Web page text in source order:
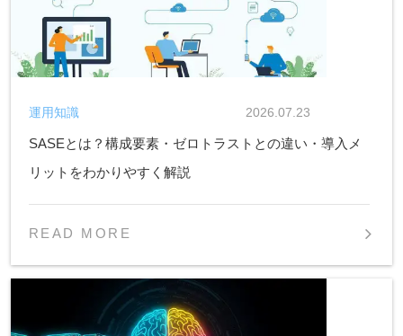
SASEとは？構成要素・ゼロトラストとの違い・導入メ
リットをわかりやすく解説
2026.07.23
運用知識
READ MORE